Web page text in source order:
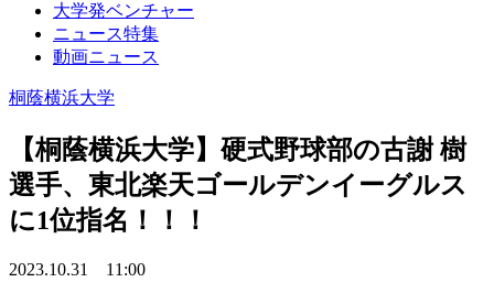
大学発ベンチャー
ニュース特集
動画ニュース
桐蔭横浜大学
【桐蔭横浜大学】硬式野球部の古謝 樹
選手、東北楽天ゴールデンイーグルス
に1位指名！！！
2023.10.31 11:00